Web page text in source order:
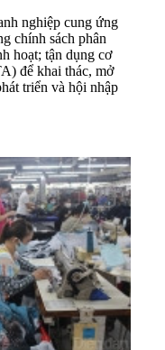
nghiệp cung ứng
chính sách phân
hoạt; tận dụng cơ
để khai thác, mở
triển và hội nhập